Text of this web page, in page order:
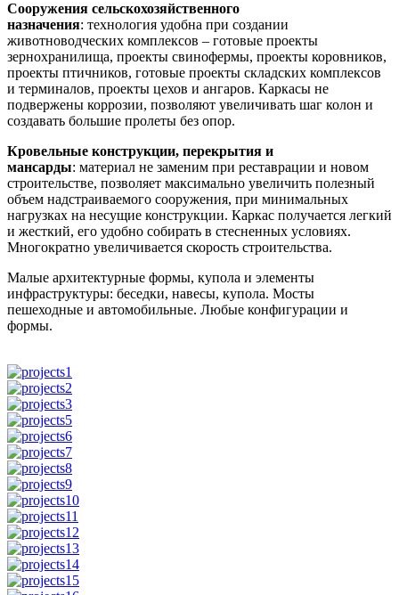
Сооружения сельскохозяйственного
назначения: технология удобна при создании
животноводческих комплексов – готовые проекты
зернохранилища, проекты свинофермы, проекты коровников,
проекты птичников, готовые проекты складских комплексов
и терминалов, проекты цехов и ангаров. Каркасы не
подвержены коррозии, позволяют увеличивать шаг колон и
создавать большие пролеты без опор.
Кровельные конструкции, перекрытия и
мансарды: материал не заменим при реставрации и новом
строительстве, позволяет максимально увеличить полезный
объем надстраиваемого сооружения, при минимальных
нагрузках на несущие конструкции. Каркас получается легкий
и жесткий, его удобно собирать в стесненных условиях.
Многократно увеличивается скорость строительства.
Малые архитектурные формы, купола и элементы
инфраструктуры: беседки, навесы, купола. Мосты
пешеходные и автомобильные. Любые конфигурации и
формы.